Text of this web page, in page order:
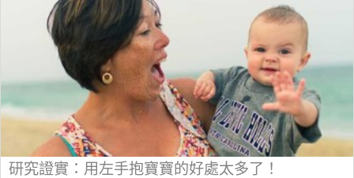
研究證實：用左手抱寶寶的好處太多了！